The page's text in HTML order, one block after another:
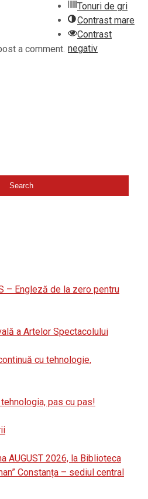
a comment.
– Engleză de la zero pentru
a Artelor Spectacolului
cu tehnologie,
pas cu pas!
AUGUST 2026, la Biblioteca
Constanța – sediul central
Tonuri de gri
Contrast mare
Contrast
negativ